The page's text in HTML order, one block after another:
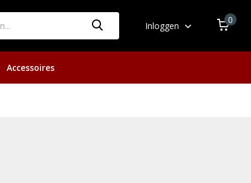
Inloggen
0
Accessoires